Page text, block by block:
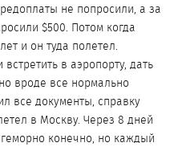
не попросили, а за
$500. Потом когда
и он туда полетел.
в аэропорту, дать
вроде все нормально
все документы, справку
в Москву. Через 8 дней
конечно, но каждый